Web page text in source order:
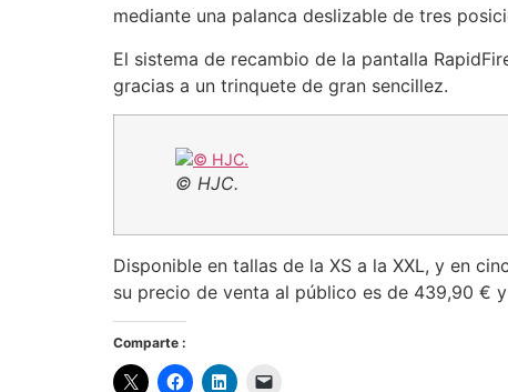
mediante una palanca deslizable de tres
El sistema de recambio de la pantalla
gracias a un trinquete de gran sencillez.
© HJC.
Disponible en tallas de la XS a la XXL, y en
su precio de venta al público es de 439,90 €
Comparte :